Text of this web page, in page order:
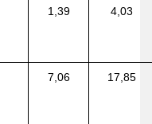
1,39 4,03
7,06 17,85